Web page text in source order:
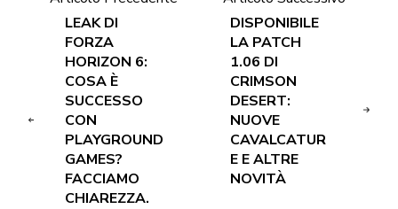
LEAK DI
FORZA
HORIZON 6:
COSA È
SUCCESSO
CON
PLAYGROUND
GAMES?
FACCIAMO
CHIAREZZA.
DISPONIBILE
LA PATCH
1.06 DI
CRIMSON
DESERT:
NUOVE
CAVALCATUR
E E ALTRE
NOVITÀ